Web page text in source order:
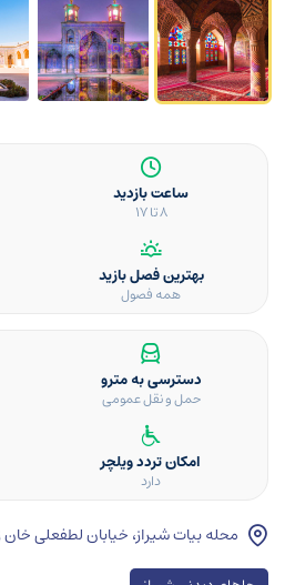
ساعت بازدید
8 تا 17
بهترین فصل بازید
همه فصول
دسترسی به مترو
حمل و نقل عمومی
امکان تردد ویلچر
دارد
محله بیات شیراز، خیابان لطفعلی